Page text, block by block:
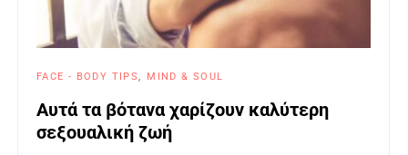
FACE - BODY TIPS MIND & SOUL
Αυτά τα βότανα χαρίζουν καλύτερη
σεξουαλική ζωή